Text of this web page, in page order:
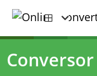
Conversor